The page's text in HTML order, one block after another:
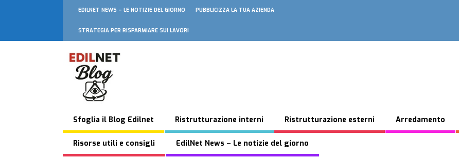
EDILNET NEWS – LE NOTIZIE DEL GIORNO PUBBLICIZZA LA TUA AZIENDA
STRATEGIA PER RISPARMIARE SUI LAVORI
Sfoglia il Blog Edilnet Ristrutturazione interni Ristrutturazione esterni Arredamento
Risorse utili e consigli EdilNet News – Le notizie del giorno